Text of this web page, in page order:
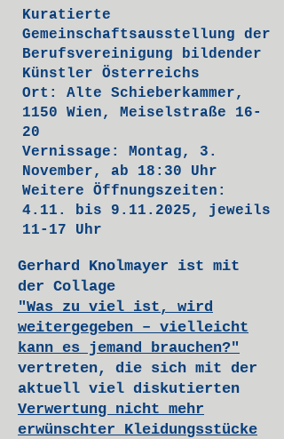
Kuratierte
Gemeinschaftsausstellung der
Berufsvereinigung bildender
Künstler Österreichs
Ort: Alte Schieberkammer,
1150 Wien, Meiselstraße 16-
20
Vernissage: Montag, 3.
November, ab 18:30 Uhr
Weitere Öffnungszeiten:
4.11. bis 9.11.2025, jeweils
11-17 Uhr
Gerhard Knolmayer ist mit
der Collage
"Was zu viel ist, wird
weitergegeben – vielleicht
kann es jemand brauchen?"
vertreten, die sich mit der
aktuell viel diskutierten
Verwertung nicht mehr
erwünschter Kleidungsstücke